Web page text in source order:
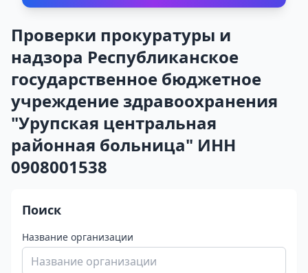
Проверки прокуратуры и
надзора Республиканское
государственное бюджетное
учреждение здравоохранения
"Урупская центральная
районная больница" ИНН
0908001538
Поиск
Название организации